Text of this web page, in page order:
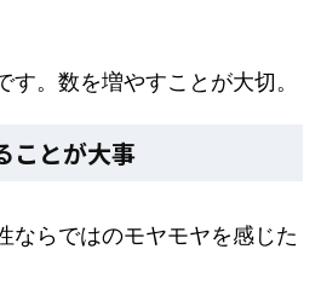
す。数を増やすことが大切。
ことが大事
ならではのモヤモヤを感じた